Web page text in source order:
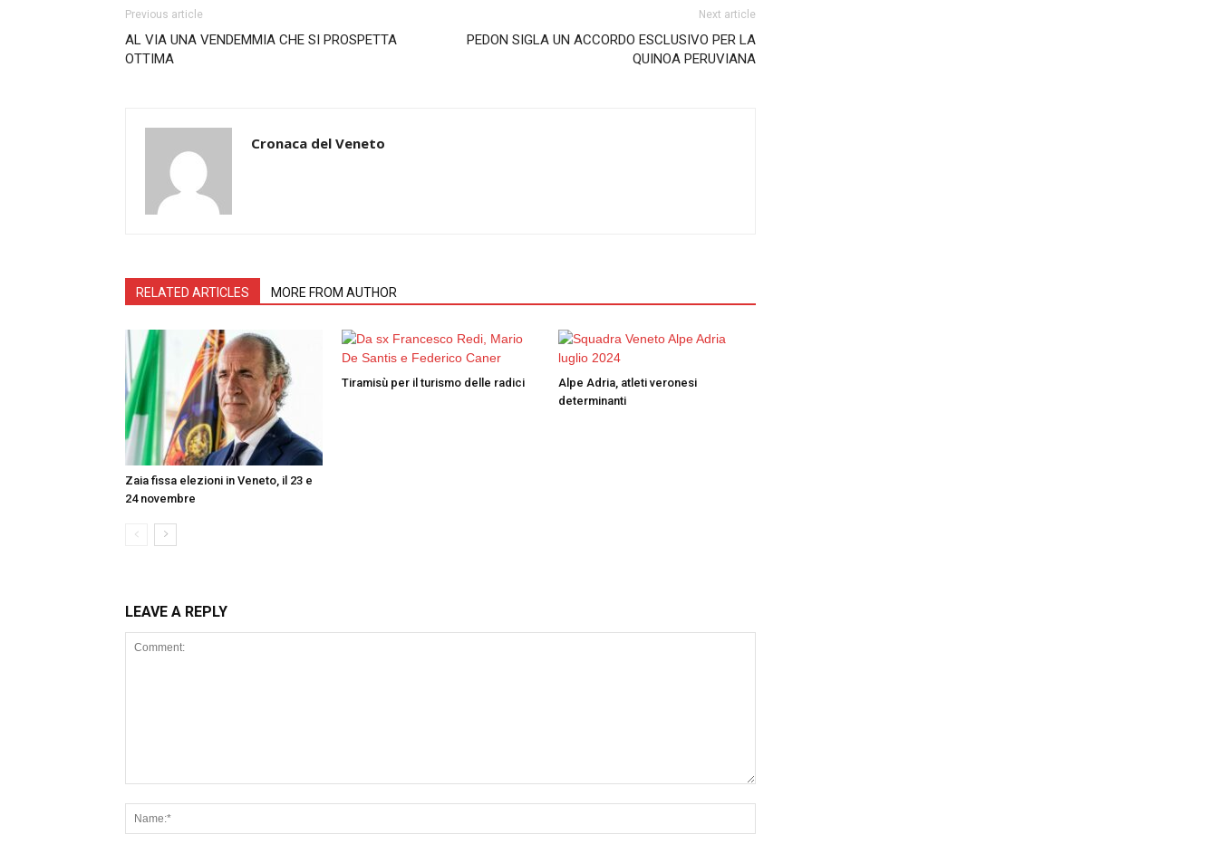
Previous article
AL VIA UNA VENDEMMIA CHE SI PROSPETTA
OTTIMA
Next article
PEDON SIGLA UN ACCORDO ESCLUSIVO PER LA
QUINOA PERUVIANA
Cronaca del Veneto
RELATED ARTICLES MORE FROM AUTHOR
Zaia fissa elezioni in Veneto, il 23 e
24 novembre
Tiramisù per il turismo delle radici
Alpe Adria, atleti veronesi
determinanti
LEAVE A REPLY